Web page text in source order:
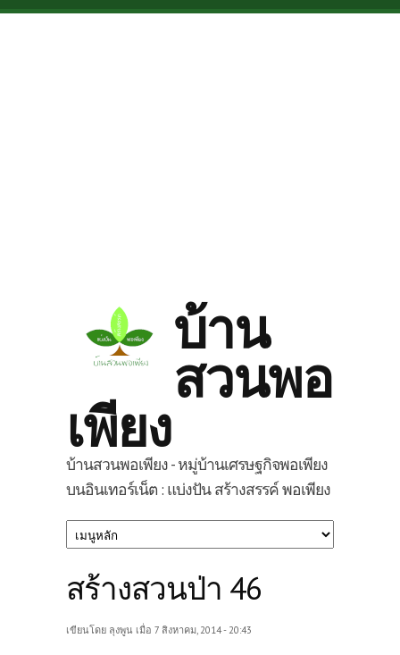
Skip to main content
บ้าน
สวนพอ
เพียง
บ้านสวนพอเพียง - หมู่บ้านเศรษฐกิจพอเพียง
บนอินเทอร์เน็ต : แบ่งปัน สร้างสรรค์ พอเพียง
สร้างสวนป่า 46
เขียนโดย ลุงพูน เมื่อ 7 สิงหาคม, 2014 - 20:43